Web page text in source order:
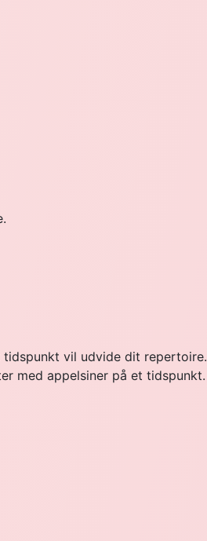
vil udvide dit repertoire.
med appelsiner på et tidspunkt.